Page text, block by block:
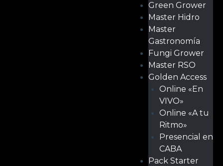
Green Grower
Master Hidro
Master
Gastronomía
Fungi Grower
Master RSO
Golden Access
Online «En
VIVO»
Online «A tu
Ritmo»
Presencial en
CABA
Pack Starter